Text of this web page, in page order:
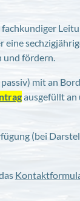
und fördern.
mit an Bord
ausgefüllt an
(bei